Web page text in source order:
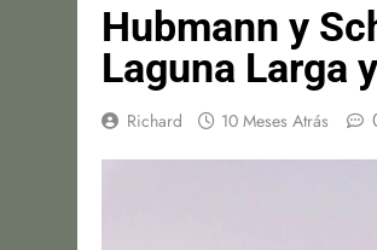
Hubmann y
Laguna Larga
Richard 10 Meses Atrás